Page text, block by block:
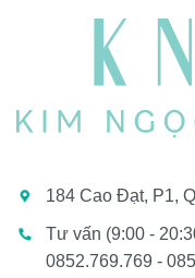
184 Cao Đạt, P1,
Tư vấn (9:00 -
0852.769.769 -